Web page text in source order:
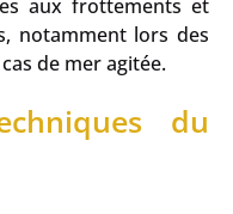
aux frottements et
notamment lors des
de mer agitée.
du